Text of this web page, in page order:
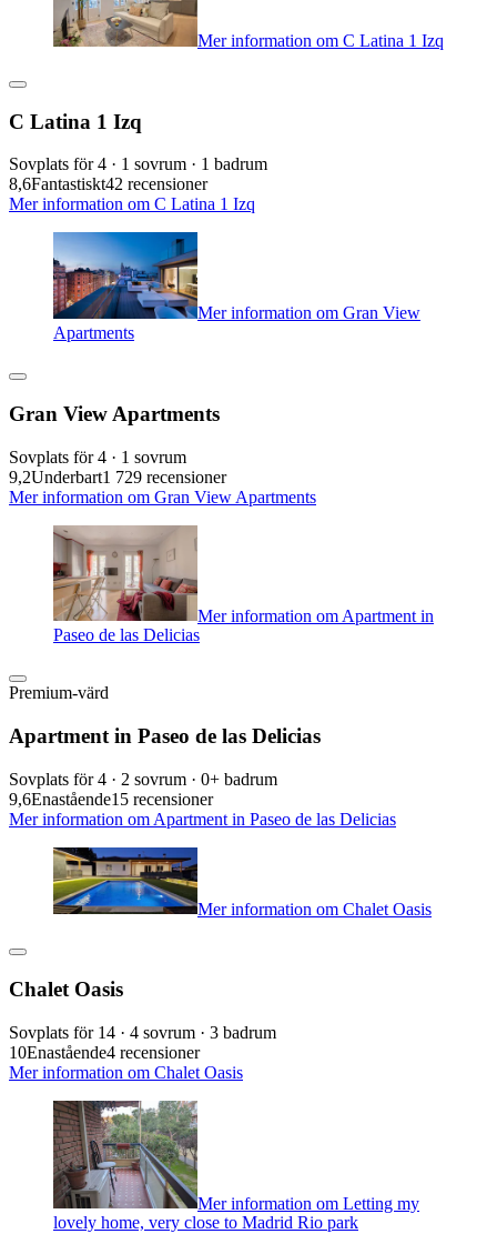
Mer information om C Latina 1 Izq
C Latina 1 Izq
Sovplats för 4 · 1 sovrum · 1 badrum
8,6Fantastiskt42 recensioner
Mer information om C Latina 1 Izq
Mer information om Gran View
Apartments
Gran View Apartments
Sovplats för 4 · 1 sovrum
9,2Underbart1 729 recensioner
Mer information om Gran View Apartments
Mer information om Apartment in
Paseo de las Delicias
Premium-värd
Apartment in Paseo de las Delicias
Sovplats för 4 · 2 sovrum · 0+ badrum
9,6Enastående15 recensioner
Mer information om Apartment in Paseo de las Delicias
Mer information om Chalet Oasis
Chalet Oasis
Sovplats för 14 · 4 sovrum · 3 badrum
10Enastående4 recensioner
Mer information om Chalet Oasis
Mer information om Letting my
lovely home, very close to Madrid Rio park